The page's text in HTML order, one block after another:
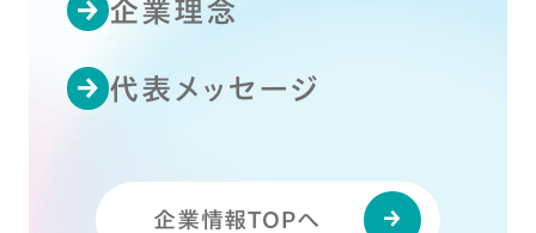
企業理念
代表メッセージ
企業情報TOPへ